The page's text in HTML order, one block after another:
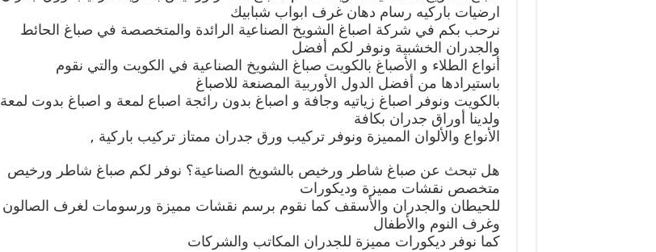
ارضيات باركيه رسام دهان غرف ابواب شبابيك
نرحب بكم في شركة اصباغ الشويخ الصناعية الرائدة والمتخصصة في صباغ الحائط
والجدران الخشبية ونوفر لكم أفضل
أنواع الطلاء و الأصباغ بالكويت صباغ الشويخ الصناعية في الكويت والتي نقوم
باستيرادها من أفضل الدول الأوربية المصنعة للاصباغ
بالكويت ونوفر اصباغ زياتيه وجافة و اصباغ بدون رائجة اصباع لمعة و اصباغ بدوت لمعة
ولدينا أوراق جدران بكافة
الأنواع والألوان المميزة ونوفر تركيب ورق جدران ممتاز تركيب باركية ,
هل تبحث عن صباغ شاطر ورخيص بالشويخ الصناعية؟ نوفر لكم صباغ شاطر ورخيص
متخصص نقشات مميزة وديكورات
للحيطان والجدران والأسقف كما نقوم برسم نقشات مميزة ورسومات لغرف الصالون
وغرف النوم والأطفال
كما نوفر ديكورات مميزة للجدران المكاتب والشركات